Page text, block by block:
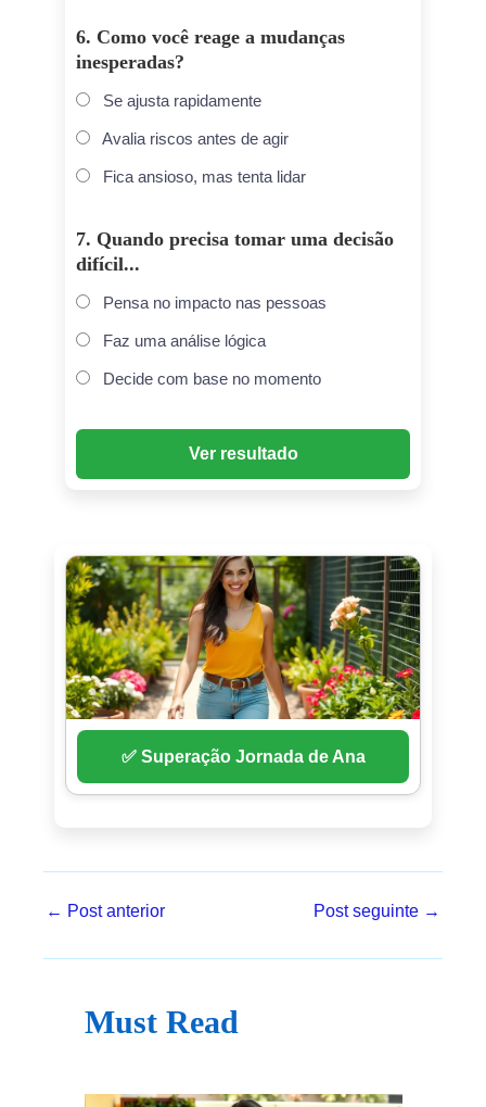
6. Como você reage a mudanças
inesperadas?
Se ajusta rapidamente
Avalia riscos antes de agir
Fica ansioso, mas tenta lidar
7. Quando precisa tomar uma decisão
difícil...
Pensa no impacto nas pessoas
Faz uma análise lógica
Decide com base no momento
Ver resultado
✅ Superação Jornada de Ana
← Post anterior Post seguinte →
Must Read